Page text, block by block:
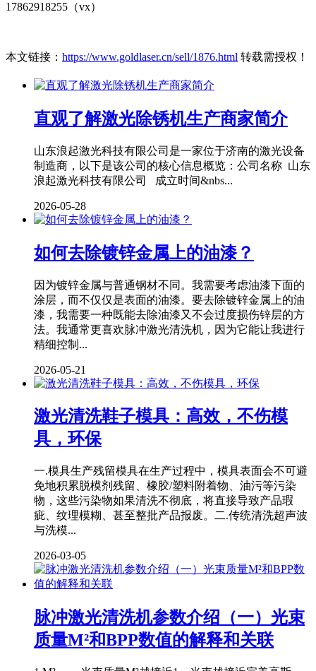
17862918255（vx）
本文链接： https://www.goldlaser.cn/sell/1876.html 转载需授权！
直观了解激光除锈机生产商家简介
山东浪起激光科技有限公司是一家位于济南的激光设备
制造商，以下是该公司的核心信息概览：公司名称 山东
浪起激光科技有限公司 成立时间&nbs...
2026-05-28
如何去除镀锌金属上的油漆？
因为镀锌金属与普通钢材不同。我需要考虑油漆下面的
涂层，而不仅仅是表面的油漆。要去除镀锌金属上的油
漆，我需要一种既能去除油漆又不会过度损伤锌层的方
法。我通常更喜欢脉冲激光清洗机，因为它能让我进行
精细控制...
2026-05-21
激光清洗鞋子模具：高效，不伤模
具，环保
一.模具生产残留模具在生产过程中，模具表面会不可避
免地积累脱模剂残留、橡胶/塑料附着物、油污等污染
物，这些污染物如果清洗不彻底，将直接导致产品瑕
疵、纹理模糊、甚至整批产品报废。二.传统清洗超声波
与洗模...
2026-03-05
脉冲激光清洗机参数介绍（一）光束
质量M²和BPP数值的解释和关联